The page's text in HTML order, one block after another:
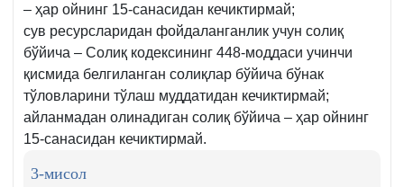
– ҳар ойнинг 15-санасидан кечиктирмай;
сув ресурсларидан фойдаланганлик учун солиқ
бўйича – Солиқ кодексининг 448‑моддаси учинчи
қисмида белгиланган солиқлар бўйича бўнак
тўловларини тўлаш муддатидан кечиктирмай;
айланмадан олинадиган солиқ бўйича – ҳар ойнинг
15-санасидан кечиктирмай.
3-мисол